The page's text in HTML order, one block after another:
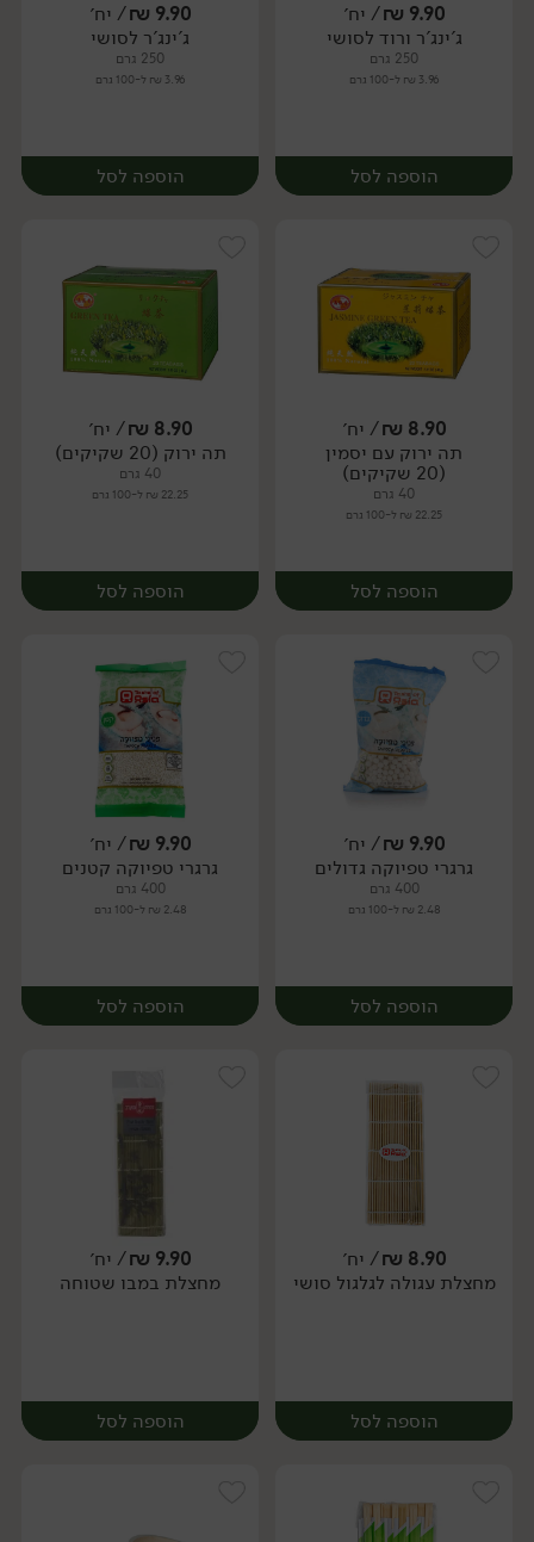
יח׳ יח׳
9.90
₪/ יח׳
ג'ינג'ר ורוד לסושי
250 גרם
3.96 ₪ ל-100 גרם
הוספה לסל
יח׳
9.90
₪/ יח׳
ג'ינג'ר לסושי
250 גרם
3.96 ₪ ל-100 גרם
הוספה לסל
יח׳
8.90
₪/ יח׳
תה ירוק עם יסמין
(20 שקיקים)
40 גרם
22.25 ₪ ל-100 גרם
הוספה לסל
יח׳
8.90
₪/ יח׳
תה ירוק (20 שקיקים)
40 גרם
22.25 ₪ ל-100 גרם
הוספה לסל
יח׳
9.90
₪/ יח׳
גרגרי טפיוקה גדולים
400 גרם
2.48 ₪ ל-100 גרם
הוספה לסל
יח׳
9.90
₪/ יח׳
גרגרי טפיוקה קטנים
400 גרם
2.48 ₪ ל-100 גרם
הוספה לסל
יח׳
8.90
₪/ יח׳
מחצלת עגולה לגלגול סושי
הוספה לסל
9.90
₪/ יח׳
מחצלת במבו שטוחה
הוספה לסל